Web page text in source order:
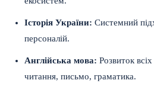
Історія України: Системний
персоналій.
Англійська мова: Розвиток
читання, письмо, граматика.